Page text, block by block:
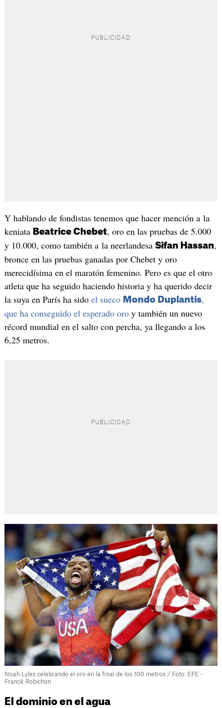
Y hablando de fondistas tenemos que hacer mención a la
keniata Beatrice Chebet, oro en las pruebas de 5.000
y 10.000, como también a la neerlandesa Sifan Hassan,
bronce en las pruebas ganadas por Chebet y oro
merecidísima en el maratón femenino. Pero es que el otro
atleta que ha seguido haciendo historia y ha querido decir
la suya en París ha sido el sueco Mondo Duplantis,
que ha conseguido el esperado oroy también un nuevo
récord mundial en el salto con percha, ya llegando a los
6,25 metros.
Noah Lyles celebrando el oro en la final de los 100 metros / Foto: EFE -
Franck Robichon
El dominio en el agua